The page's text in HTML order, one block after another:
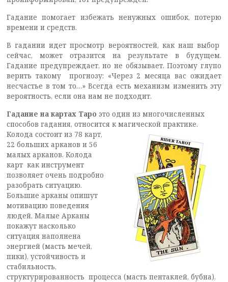
Гадание помогает избежать ненужных ошибок, потерю
времени и средств.
В гадании идет просмотр вероятностей, как наш выбор
сейчас, может отразится на результате в будущем.
Гадание предупреждает, но не обязывает. Поэтому глупо
верить такому прогнозу: «Через 2 месяца вас ожидает
несчастье в том то…» Всегда есть механизм изменить эту
вероятность, если она нам не подходит.
Гадание на картах Таро это один из многочисленных
способов гадания, относится к магической практике.
Колода состоит из 78 карт,
22 больших арканов и 56
малых арканов. Колода
карт как инструмент
позволяет очень подробно
разобрать ситуацию.
Большие арканы опишут
мотивацию поведения
людей. Малые Арканы
покажут насколько
ситуация наполнена
энергией (масть мечей,
пики), устойчивость и
стабильность,
структурированность процесса (масть пентаклей, бубна),